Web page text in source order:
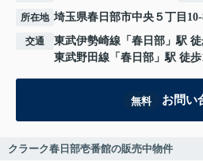
所在地 埼玉県春日部市中央 ５丁目
交通 東武伊勢崎線 「 春日部 」駅
東武野田線 「 春日部 」駅 徒
無料 お問い
クラーク春日部壱番館の販売中物件